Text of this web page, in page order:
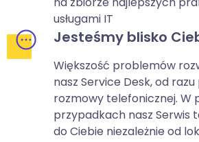
usługami IT
Jesteśmy blisko
Większość problemów
nasz Service Desk, od
rozmowy telefonicznej. W
przypadkach nasz Serwis
do Ciebie niezależnie od